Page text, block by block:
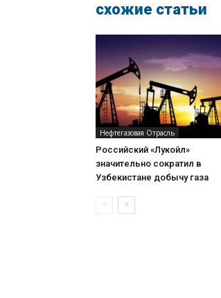
схожие статьи
Нефтегазовая Отрасль
Российский «Лукойл»
значительно сократил в
Узбекистане добычу газа